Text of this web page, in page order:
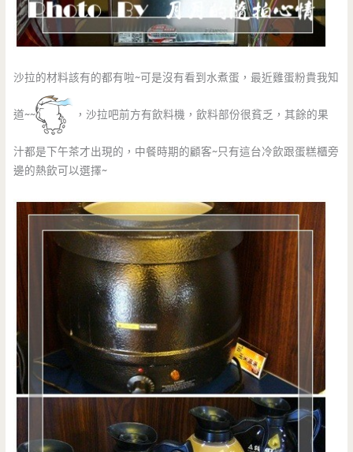
沙拉的材料該有的都有啦~可是沒有看到水煮蛋，最近雞蛋粉貴我知
道~~ ，沙拉吧前方有飲料機，飲料部份很貧乏，其餘的果
汁都是下午茶才出現的，中餐時期的顧客~只有這台冷飲跟蛋糕櫃旁
邊的熱飲可以選擇~